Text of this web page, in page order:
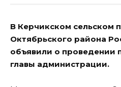
В Керчикском сельском
Октябрьского района
объявили о проведении
главы администрации.